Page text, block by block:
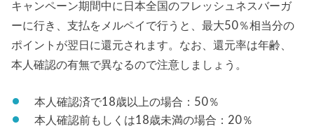
キャンペーン期間中に日本全国のフレッシュネスバーガ
ーに行き、支払をメルペイで行うと、最大50％相当分の
ポイントが翌日に還元されます。なお、還元率は年齢、
本人確認の有無で異なるので注意しましょう。
本人確認済で18歳以上の場合：50％
本人確認前もしくは18歳未満の場合：20％